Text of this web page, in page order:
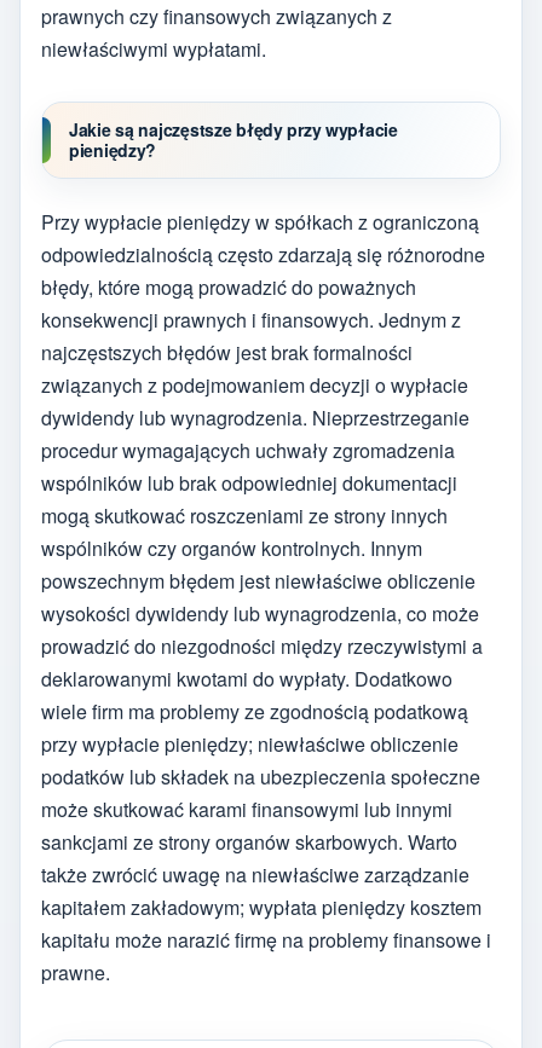
prawnych czy finansowych związanych z
niewłaściwymi wypłatami.
Jakie są najczęstsze błędy przy wypłacie
pieniędzy?
Przy wypłacie pieniędzy w spółkach z ograniczoną
odpowiedzialnością często zdarzają się różnorodne
błędy, które mogą prowadzić do poważnych
konsekwencji prawnych i finansowych. Jednym z
najczęstszych błędów jest brak formalności
związanych z podejmowaniem decyzji o wypłacie
dywidendy lub wynagrodzenia. Nieprzestrzeganie
procedur wymagających uchwały zgromadzenia
wspólników lub brak odpowiedniej dokumentacji
mogą skutkować roszczeniami ze strony innych
wspólników czy organów kontrolnych. Innym
powszechnym błędem jest niewłaściwe obliczenie
wysokości dywidendy lub wynagrodzenia, co może
prowadzić do niezgodności między rzeczywistymi a
deklarowanymi kwotami do wypłaty. Dodatkowo
wiele firm ma problemy ze zgodnością podatkową
przy wypłacie pieniędzy; niewłaściwe obliczenie
podatków lub składek na ubezpieczenia społeczne
może skutkować karami finansowymi lub innymi
sankcjami ze strony organów skarbowych. Warto
także zwrócić uwagę na niewłaściwe zarządzanie
kapitałem zakładowym; wypłata pieniędzy kosztem
kapitału może narazić firmę na problemy finansowe i
prawne.